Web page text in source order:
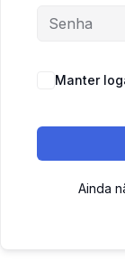
Manter
Ainda